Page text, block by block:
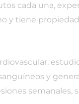
cada una,
y tiene
y